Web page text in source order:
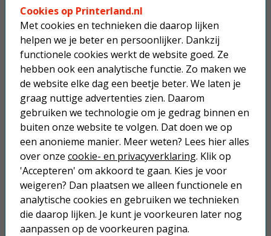
Op werkdagen voor 22:30 uur besteld, morgen in huis.
Superscherpe prijzen!
Niet goed geld terug.
Gratis verzending boven € 25,-
Betaal binnen 14 dagen na aankoop
Anderen kochten ook...
Epson Expression Home XP-5200
A4 inkjetprinter
86,50
Cookies op Printerland.nl
Met cookies en technieken die daarop lijken
helpen we je beter en persoonlijker. Dankzij
functionele cookies werkt de website goed. Ze
hebben ook een analytische functie. Zo maken we
de website elke dag een beetje beter. We laten je
graag nuttige advertenties zien. Daarom
gebruiken we technologie om je gedrag binnen en
buiten onze website te volgen. Dat doen we op
een anonieme manier. Meer weten? Lees hier alles
over onze cookie- en privacyverklaring. Klik op
'Accepteren' om akkoord te gaan. Kies je voor
weigeren? Dan plaatsen we alleen functionele en
analytische cookies en gebruiken we technieken
die daarop lijken. Je kunt je voorkeuren later nog
aanpassen op de voorkeuren pagina.